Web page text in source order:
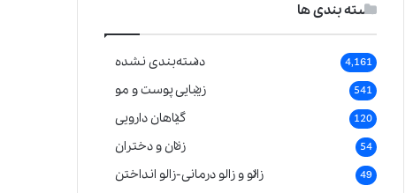
دسته بندی ها
دسته‌بندی نشده 4,161
زیبایی پوست و مو 541
گیاهان دارویی 120
زنان و دختران 54
زالو و زالو درمانی-زالو انداختن 49